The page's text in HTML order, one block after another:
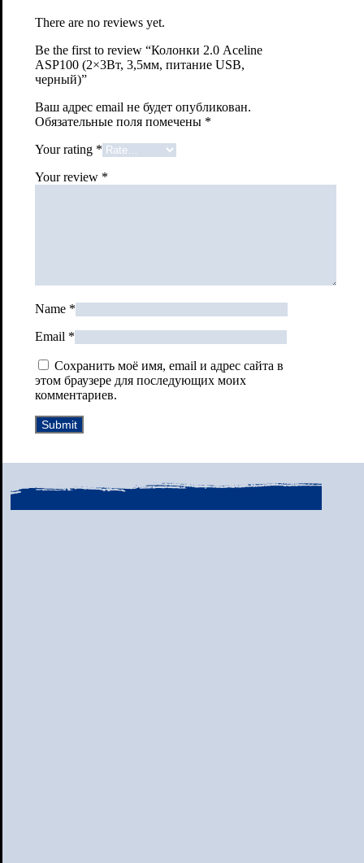
There are no reviews yet.
Be the first to review “Колонки 2.0 Aceline
ASP100 (2×3Вт, 3,5мм, питание USB,
черный)”
Ваш адрес email не будет опубликован.
Обязательные поля помечены *
Your rating *
Your review *
Name *
Email *
Сохранить моё имя, email и адрес сайта в
этом браузере для последующих моих
комментариев.